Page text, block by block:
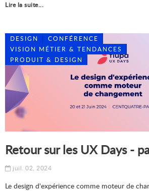
Lire la suite...
DESIGN
CONFÉRENCE
VISION MÉTIER & TENDANCES
PRODUIT & DESIGN
Retour sur les UX Days -
juil. 02, 2024
Le design d'expérience comme moteur de